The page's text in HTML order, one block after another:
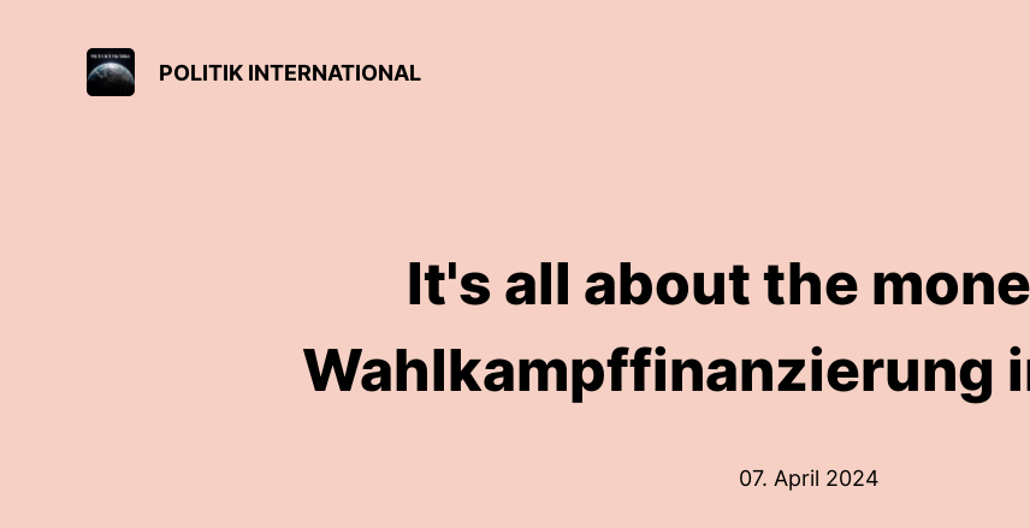
POLITIK INTERNATIONAL
It's all about the
Wahlkampffinanzierung
07. April 2024